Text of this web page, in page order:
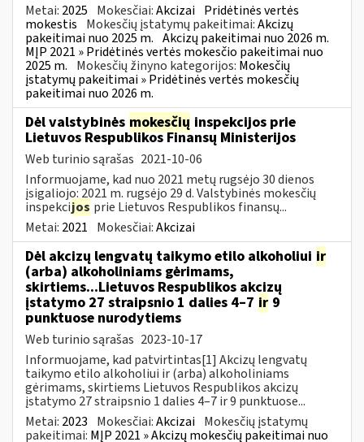
Metai: 2025 Mokesčiai:Akcizai Pridėtinės vertės
mokestis Mokesčių įstatymų pakeitimai:Akcizų
pakeitimai nuo 2025 m. Akcizų pakeitimai nuo 2026 m.
MĮP 2021 » Pridėtinės vertės mokesčio pakeitimai nuo
2025 m. Mokesčių žinyno kategorijos: Mokesčių
įstatymų pakeitimai » Pridėtinės vertės mokesčių
pakeitimai nuo 2026 m.
Dėl valstybinės mokesčių inspekcijos prie
Lietuvos Respublikos Finansų Ministerijos
Web turinio sąrašas 2021-10-06
Informuojame, kad nuo 2021 metų rugsėjo 30 dienos
įsigaliojo: 2021 m. rugsėjo 29 d. Valstybinės mokesčių
inspekcijos prie Lietuvos Respublikos finansų...
Metai: 2021 Mokesčiai:Akcizai
Dėl akcizų lengvatų taikymo etilo alkoholiui ir
(arba) alkoholiniams gėrimams,
skirtiems...Lietuvos Respublikos akcizų
įstatymo 27 straipsnio 1 dalies 4–7 ir 9
punktuose nurodytiems
Web turinio sąrašas 2023-10-17
Informuojame, kad patvirtintas[1] Akcizų lengvatų
taikymo etilo alkoholiui ir (arba) alkoholiniams
gėrimams, skirtiems Lietuvos Respublikos akcizų
įstatymo 27 straipsnio 1 dalies 4–7 ir 9 punktuose...
Metai: 2023 Mokesčiai:Akcizai Mokesčių įstatymų
pakeitimai: MĮP 2021 » Akcizų mokesčių pakeitimai nuo